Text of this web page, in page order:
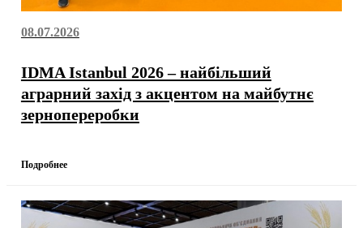
08.07.2026
IDMA Istanbul 2026 – найбільший
аграрний захід з акцентом на майбутнє
зернопереробки
Подробнее